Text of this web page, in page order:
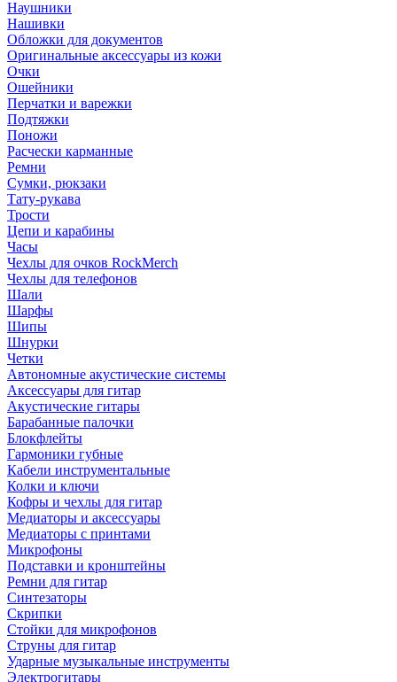
Наушники
Нашивки
Обложки для документов
Оригинальные аксессуары из кожи
Очки
Ошейники
Перчатки и варежки
Подтяжки
Поножи
Расчески карманные
Ремни
Сумки, рюкзаки
Тату-рукава
Трости
Цепи и карабины
Часы
Чехлы для очков RockMerch
Чехлы для телефонов
Шали
Шарфы
Шипы
Шнурки
Четки
Автономные акустические системы
Аксессуары для гитар
Акустические гитары
Барабанные палочки
Блокфлейты
Гармоники губные
Кабели инструментальные
Колки и ключи
Кофры и чехлы для гитар
Медиаторы и аксессуары
Медиаторы с принтами
Микрофоны
Подставки и кронштейны
Ремни для гитар
Синтезаторы
Скрипки
Стойки для микрофонов
Струны для гитар
Ударные музыкальные инструменты
Электрогитары